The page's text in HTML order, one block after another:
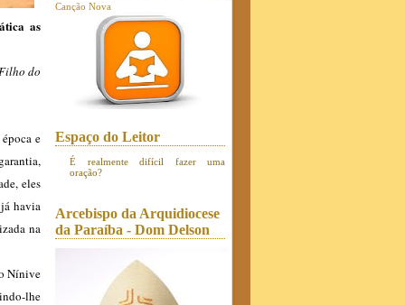
as
do
e
eles
havia
na
Nínive
lhe
Canção Nova
Espaço do Leitor
É realmente difícil fazer uma
oração?
Arcebispo da Arquidiocese
da Paraíba - Dom Delson